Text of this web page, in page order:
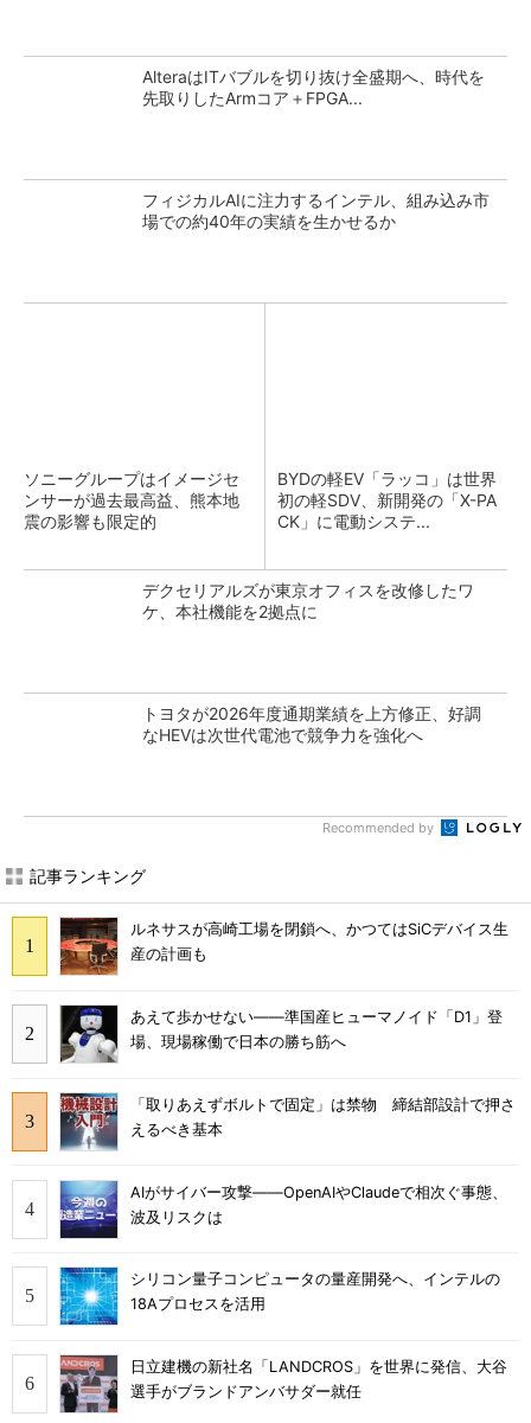
AlteraはITバブルを切り抜け全盛期へ、時代を
先取りしたArmコア＋FPGA...
フィジカルAIに注力するインテル、組み込み市
場での約40年の実績を生かせるか
ソニーグループはイメージセ
ンサーが過去最高益、熊本地
震の影響も限定的
BYDの軽EV「ラッコ」は世界
初の軽SDV、新開発の「X-PA
CK」に電動システ...
デクセリアルズが東京オフィスを改修したワ
ケ、本社機能を2拠点に
トヨタが2026年度通期業績を上方修正、好調
なHEVは次世代電池で競争力を強化へ
Recommended by
記事ランキング
ルネサスが高崎工場を閉鎖へ、かつてはSiCデバイス生
産の計画も
あえて歩かせない――準国産ヒューマノイド「D1」登
場、現場稼働で日本の勝ち筋へ
「取りあえずボルトで固定」は禁物 締結部設計で押さ
えるべき基本
AIがサイバー攻撃――OpenAIやClaudeで相次ぐ事態、
波及リスクは
シリコン量子コンピュータの量産開発へ、インテルの
18Aプロセスを活用
日立建機の新社名「LANDCROS」を世界に発信、大谷
選手がブランドアンバサダー就任